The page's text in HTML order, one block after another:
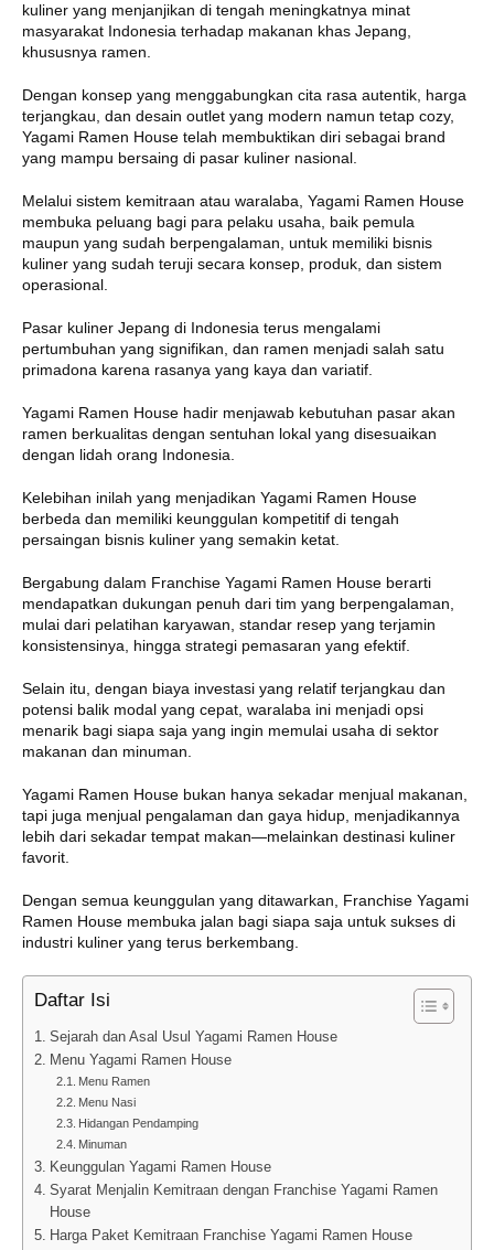
kuliner yang menjanjikan di tengah meningkatnya minat
masyarakat Indonesia terhadap makanan khas Jepang,
khususnya ramen.
Dengan konsep yang menggabungkan cita rasa autentik, harga
terjangkau, dan desain outlet yang modern namun tetap cozy,
Yagami Ramen House telah membuktikan diri sebagai brand
yang mampu bersaing di pasar kuliner nasional.
Melalui sistem kemitraan atau waralaba, Yagami Ramen House
membuka peluang bagi para pelaku usaha, baik pemula
maupun yang sudah berpengalaman, untuk memiliki bisnis
kuliner yang sudah teruji secara konsep, produk, dan sistem
operasional.
Pasar kuliner Jepang di Indonesia terus mengalami
pertumbuhan yang signifikan, dan ramen menjadi salah satu
primadona karena rasanya yang kaya dan variatif.
Yagami Ramen House hadir menjawab kebutuhan pasar akan
ramen berkualitas dengan sentuhan lokal yang disesuaikan
dengan lidah orang Indonesia.
Kelebihan inilah yang menjadikan Yagami Ramen House
berbeda dan memiliki keunggulan kompetitif di tengah
persaingan bisnis kuliner yang semakin ketat.
Bergabung dalam Franchise Yagami Ramen House berarti
mendapatkan dukungan penuh dari tim yang berpengalaman,
mulai dari pelatihan karyawan, standar resep yang terjamin
konsistensinya, hingga strategi pemasaran yang efektif.
Selain itu, dengan biaya investasi yang relatif terjangkau dan
potensi balik modal yang cepat, waralaba ini menjadi opsi
menarik bagi siapa saja yang ingin memulai usaha di sektor
makanan dan minuman.
Yagami Ramen House bukan hanya sekadar menjual makanan,
tapi juga menjual pengalaman dan gaya hidup, menjadikannya
lebih dari sekadar tempat makan—melainkan destinasi kuliner
favorit.
Dengan semua keunggulan yang ditawarkan, Franchise Yagami
Ramen House membuka jalan bagi siapa saja untuk sukses di
industri kuliner yang terus berkembang.
Daftar Isi
Sejarah dan Asal Usul Yagami Ramen House
Menu Yagami Ramen House
Menu Ramen
Menu Nasi
Hidangan Pendamping
Minuman
Keunggulan Yagami Ramen House
Syarat Menjalin Kemitraan dengan Franchise Yagami Ramen
House
Harga Paket Kemitraan Franchise Yagami Ramen House